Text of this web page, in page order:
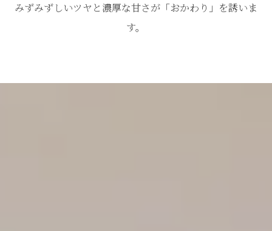
みずみずしいツヤと濃厚な甘さが「おかわり」を誘いま
す。